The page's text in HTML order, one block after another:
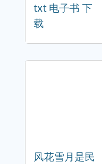
txt 电子书 下
载
风花雪月是民